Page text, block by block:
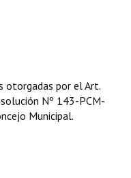
por el Art.
Nº 143-PCM-
Municipal.